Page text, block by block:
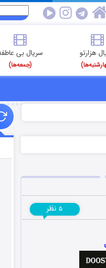
هزارتو سریال بی
(جمعه‌ها)
۵ نظر